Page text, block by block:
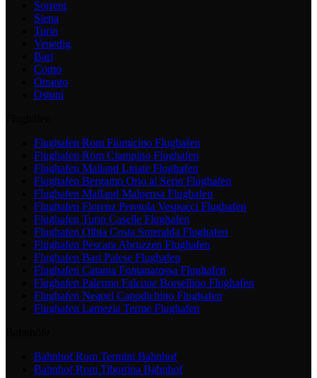
Sorrent
Siena
Turin
Venedig
Bari
Como
Otranto
Ostuni
Flughafen Rom Fiumicino Flughafen
Flughafen Rom Ciampino Flughafen
Flughafen Mailand Linate Flughafen
Flughafen Bergamo Orio al Serio Flughafen
Flughafen Mailand Malpensa Flughafen
Flughafen Florenz Peretola Vespucci Flughafen
Flughafen Turin Caselle Flughafen
Flughafen Olbia Costa Smeralda Flughafen
Flughafen Pescara Abruzzen Flughafen
Flughafen Bari Palese Flughafen
Flughafen Catania Fontanarossa Flughafen
Flughafen Palermo Falcone Borsellino Flughafen
Flughafen Neapel Capodichino Flughafen
Flughafen Lamezia Terme Flughafen
Bahnhof Rom Termini Bahnhof
Bahnhof Rom Tiburtina Bahnhof